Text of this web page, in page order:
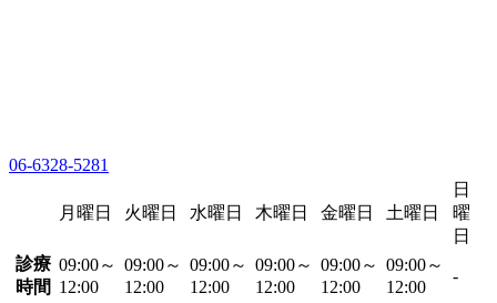
06-6328-5281
月曜日 火曜日 水曜日 木曜日 金曜日 土曜日
日
曜
日
診療
時間
09:00～
12:00
09:00～
12:00
09:00～
12:00
09:00～
12:00
09:00～
12:00
09:00～
12:00
-